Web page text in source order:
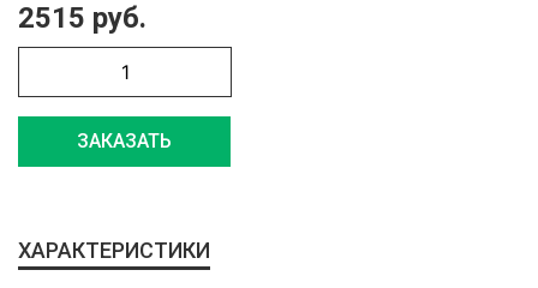
2515 руб.
ЗАКАЗАТЬ
ХАРАКТЕРИСТИКИ